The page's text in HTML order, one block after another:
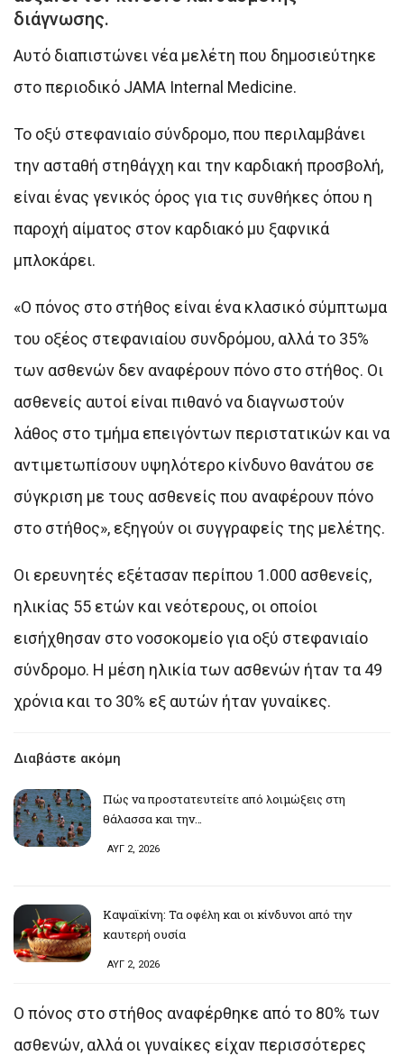
διάγνωσης.
Αυτό διαπιστώνει νέα μελέτη που δημοσιεύτηκε
στο περιοδικό JAMA Internal Medicine.
Το οξύ στεφανιαίο σύνδρομο, που περιλαμβάνει
την ασταθή στηθάγχη και την καρδιακή προσβολή,
είναι ένας γενικός όρος για τις συνθήκες όπου η
παροχή αίματος στον καρδιακό μυ ξαφνικά
μπλοκάρει.
«Ο πόνος στο στήθος είναι ένα κλασικό σύμπτωμα
του οξέος στεφανιαίου συνδρόμου, αλλά το 35%
των ασθενών δεν αναφέρουν πόνο στο στήθος. Οι
ασθενείς αυτοί είναι πιθανό να διαγνωστούν
λάθος στο τμήμα επειγόντων περιστατικών και να
αντιμετωπίσουν υψηλότερο κίνδυνο θανάτου σε
σύγκριση με τους ασθενείς που αναφέρουν πόνο
στο στήθος», εξηγούν οι συγγραφείς της μελέτης.
Οι ερευνητές εξέτασαν περίπου 1.000 ασθενείς,
ηλικίας 55 ετών και νεότερους, οι οποίοι
εισήχθησαν στο νοσοκομείο για οξύ στεφανιαίο
σύνδρομο. Η μέση ηλικία των ασθενών ήταν τα 49
χρόνια και το 30% εξ αυτών ήταν γυναίκες.
Διαβάστε ακόμη
Πώς να προστατευτείτε από λοιμώξεις στη
θάλασσα και την…
ΑΥΓ 2, 2026
Καψαϊκίνη: Τα οφέλη και οι κίνδυνοι από την
καυτερή ουσία
ΑΥΓ 2, 2026
Ο πόνος στο στήθος αναφέρθηκε από το 80% των
ασθενών, αλλά οι γυναίκες είχαν περισσότερες